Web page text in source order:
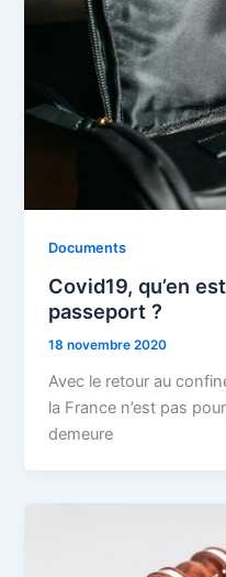
Documents
Covid19, qu’en
passeport ?
18 novembre 2020
Avec le retour au
la France n’est pas
demeure